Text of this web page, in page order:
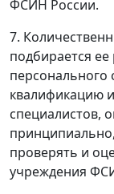
ФСИН России.
7.
подбирается
персонального
квалификацию
специалистов,
проверять и
учреждения